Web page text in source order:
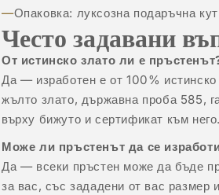
Опаковка: луксозна подаръчна
Често задавани
От истинско злато ли е
Да — изработен е от 100%
жълто злато, държавна проба 585,
върху бижуто и сертификат към него.
Може ли пръстенът да се
Да — всеки пръстен може да бъде
за вас, със зададени от вас размер